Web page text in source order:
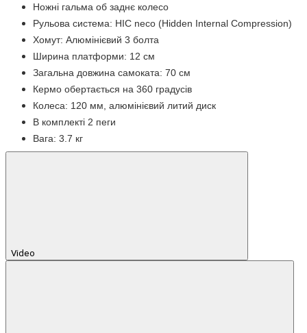
Ножні гальма об заднє колесо
Рульова система: HIC neco (Hidden Internal Compression)
Хомут: Алюмінієвий 3 болта
Ширина платформи: 12 см
Загальна довжина самоката: 70 см
Кермо обертається на 360 градусів
Колеса: 120 мм, алюмінієвий литий диск
В комплекті 2 пеги
Вага: 3.7 кг
Video